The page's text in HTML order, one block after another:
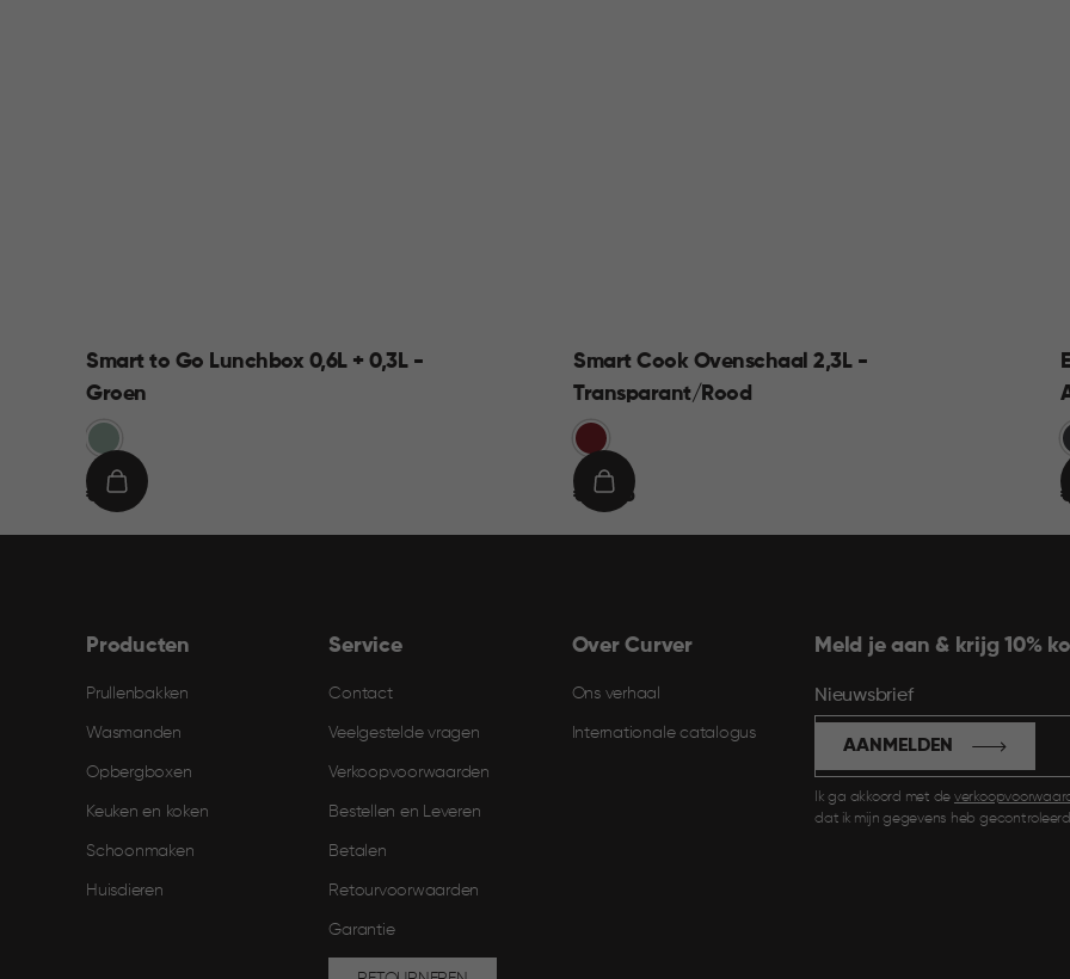
Smart to Go Lunchbox 0,6L + 0,3L -
Groen
Groen
€€ 9,95
IN
Smart Cook Ovenschaal 2,3L -
Transparant/Rood
Rood
€€ 19,95
IN
€
Producten
Prullenbakken
Wasmanden
Opbergboxen
Keuken en koken
Schoonmaken
Huisdieren
Service
Contact
Veelgestelde vragen
Verkoopvoorwaarden
Bestellen en Leveren​
Betalen
Retourvoorwaarden
Garantie
Over Curver
Ons verhaal
Internationale catalogus
Meld je aan & krijg 10%
Nieuwsbrief
Ik ga akkoord met de
dat ik mijn gegevens heb
AANMELDEN